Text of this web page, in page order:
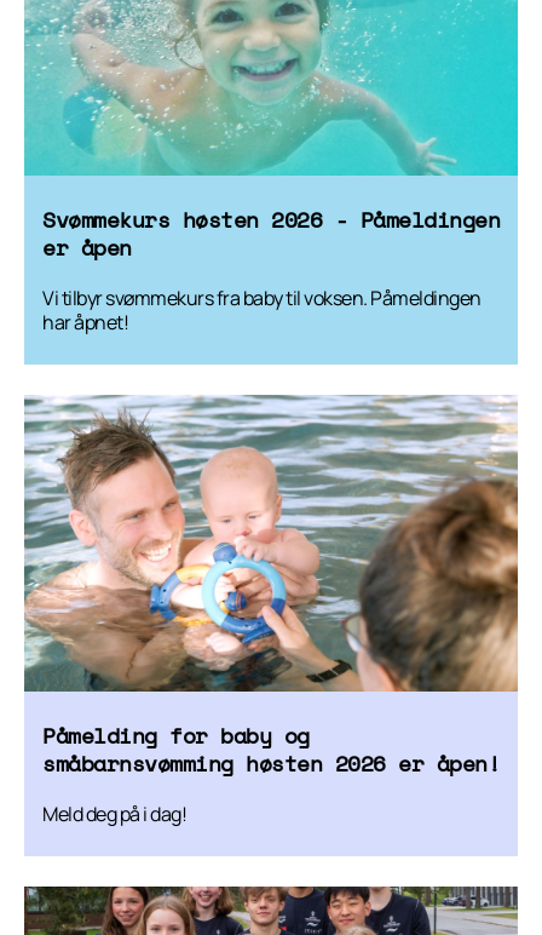
Svømmekurs høsten 2026 - Påmeldingen
er åpen
Vi tilbyr svømmekurs fra baby til voksen. Påmeldingen
har åpnet!
Påmelding for baby og
småbarnsvømming høsten 2026 er åpen!
Meld deg på i dag!